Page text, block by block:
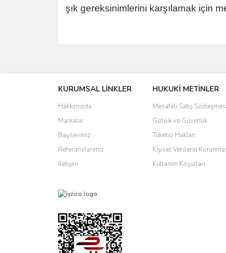
şık gereksinimlerini karşılamak için
Ürün resmi kalitesiz, bozuk veya görüntülenemiyor.
Ürün açıklamasında eksik bilgiler bulunuyor.
Ürün bilgilerinde hatalar bulunuyor.
Ürün fiyatı diğer sitelerden daha pahalı.
Bu ürüne benzer farklı alternatifler olmalı.
KURUMSAL LİNKLER
Hakkımızda
Markalar
Bayilerimiz
Referanslarımız
İletişim
HUKUKİ METİNLER
Mesafeli Satış
Gizlilik ve Güvenlik
Tüketici Hakları
Kişisel Verilerin
Kullanım Koşulları